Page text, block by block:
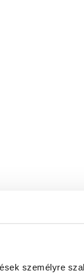
személyre